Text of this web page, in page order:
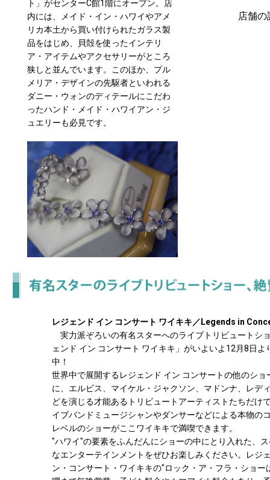
ト」がセンターC館1階にオープン。店
内には、メイド・イン・ハワイやアメ
リカ本土から買い付けられたガラス製
品をはじめ、貝殻を使ったインテリ
ア・アイテムやアクセサリーがところ
狭しと並んでいます。このほか、プル
メリア・デザインの先駆者といわれる
ダニー・ウォンのディテールにこだわ
ったハンド・メイド・ハワイアン・ジ
ュエリーも必見です。
店舗の
レジェンド イン コンサート ワイキキ／Legends in
実力派ぞろいの有名スターへのライブトリビュートシ
ェンド イン コンサート ワイキキ」がいよいよ12月8日よ
中！
世界中で展開するレジェンド イン コンサートの他のショ
に、エルビス、マイケル・ジャクソン、マドンナ、レデ
どを演じる才能あるトリビュートアーティストたちだけ
イブバンドミュージシャンやダンサーなどによる本物の
レベルのショーがここワイキキで満喫できます。
"ハワイ"の要素をふんだんにショーの中にとり入れた、
なエンターテインメントをぜひお楽しみください。レジ
ン・コンサート・ワイキキの"ロック・ア・フラ・ショー